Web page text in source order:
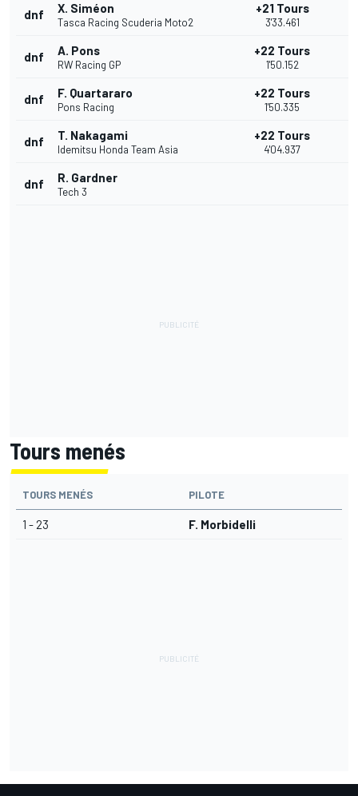
dnf X. Siméon
Tasca Racing Scuderia Moto2
+21 Tours
3'33.461
dnf A. Pons
RW Racing GP
+22 Tours
1'50.152
dnf F. Quartararo
Pons Racing
+22 Tours
1'50.335
dnf T. Nakagami
Idemitsu Honda Team Asia
+22 Tours
4'04.937
dnf R. Gardner
Tech 3
Tours menés
TOURS MENÉS PILOTE
1 - 23 F. Morbidelli